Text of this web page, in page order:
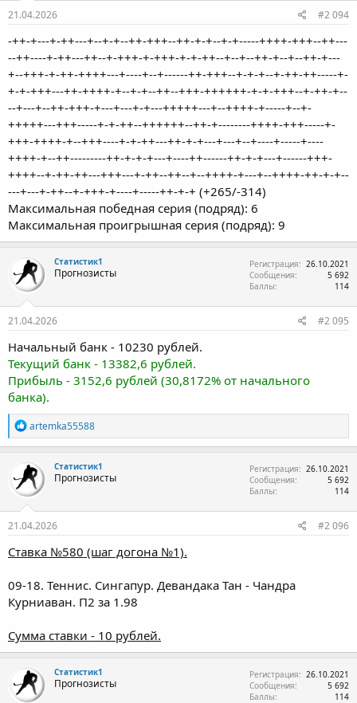
21.04.2026 #2 094
-++-+---+-++---+--+-+--++-+++--++-+-+--+-+-----++++-+++--++---
--++----+-++---++--+-+++-+-+++-+-+-++--+--+--++-+--+--++-+---
+--+++-+-++-++++---+----+--+------++-+++--+-+-+--+-++-++-----+-
+-+-+++---++-++++-+--+-+--++--+++-++++++-+-+-+++--+-++-+--
--+---+--++-+++-+---+---+-+---+++++---+--++++-+-----+--+-
+++++---+++-----+-+-++--++++++--++-+--------++++-+++-----+-
+++-++++-+--+++----+-+-++---++-+-+---+---+--+----+-----+----
++++-+--++---------++-+-+-+---+----++------++-+-+---+------+++-
++++--+-++-++---+++---+-++--++--+--++++-+---+--++++-++-+-+--
---+---+-++--+-+++-+----+-----++-+-+ (+265/-314)
Максимальная победная серия (подряд): 6
Максимальная проигрышная серия (подряд): 9
Статистик1
Прогнозисты
Регистрация
26.10.2021
Сообщения
5 692
Баллы
114
21.04.2026 #2 095
Начальный банк - 10230 рублей.
Текущий банк - 13382,6 рублей.
Прибыль - 3152,6 рублей (30,8172% от начального
банка).
Р
е
а
к
ц
и
и
artemka55588
Статистик1
Прогнозисты
Регистрация
26.10.2021
Сообщения
5 692
Баллы
114
21.04.2026 #2 096
Ставка №580 (шаг догона №1).
09-18. Теннис. Сингапур. Девандака Тан - Чандра
Курниаван. П2 за 1.98
Сумма ставки - 10 рублей.
Статистик1
Прогнозисты
Регистрация
26.10.2021
Сообщения
5 692
Баллы
114